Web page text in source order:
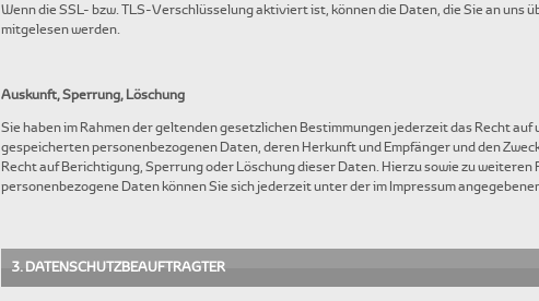
Wenn die SSL- bzw. TLS-Verschlüsselung aktiviert ist, können die Daten, die Sie an uns
mitgelesen werden.
Auskunft, Sperrung, Löschung
Sie haben im Rahmen der geltenden gesetzlichen Bestimmungen jederzeit das Recht
gespeicherten personenbezogenen Daten, deren Herkunft und Empfänger und den
Recht auf Berichtigung, Sperrung oder Löschung dieser Daten. Hierzu sowie zu weiteren
personenbezogene Daten können Sie sich jederzeit unter der im Impressum
3. DATENSCHUTZBEAUFTRAGTER